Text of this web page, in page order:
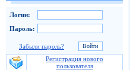
Логин:
Пароль:
Забыли пароль?
Регистрация нового
пользователя